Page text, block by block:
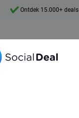
Ontdek 15.000+ deals